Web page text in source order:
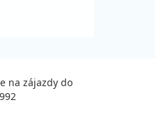
na zájazdy do